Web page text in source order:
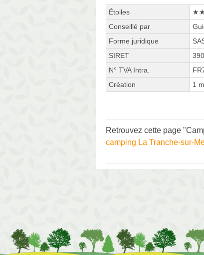
Étoiles
★★
Conseillé par
Forme juridique
SIRET
N° TVA Intra.
Création
1
Retrouvez cette page
camping La Tranche-sur-